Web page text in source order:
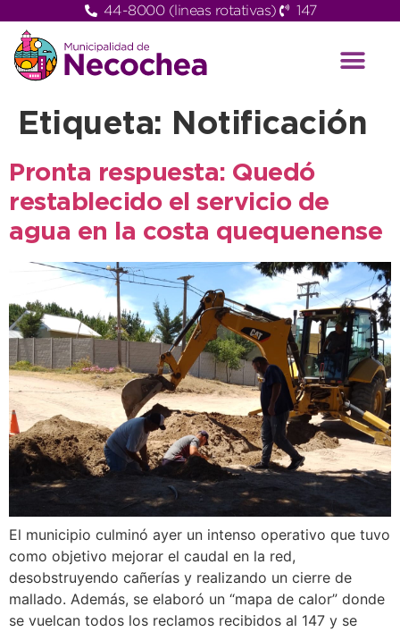
44-8000 (lineas rotativas) 147
Etiqueta: Notificación
Pronta respuesta: Quedó
restablecido el servicio de
agua en la costa quequenense
El municipio culminó ayer un intenso operativo que tuvo
como objetivo mejorar el caudal en la red,
desobstruyendo cañerías y realizando un cierre de
mallado. Además, se elaboró un “mapa de calor” donde
se vuelcan todos los reclamos recibidos al 147 y se